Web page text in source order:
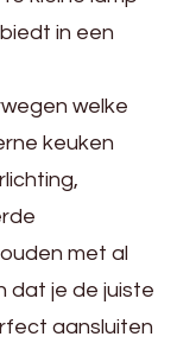
in een
welke
keuken
met al
dat je de juiste
aansluiten